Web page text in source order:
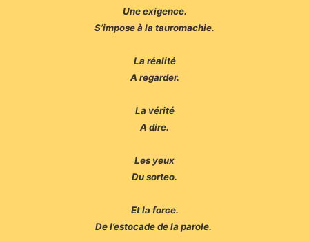
Une exigence.
S’impose à la tauromachie.
La réalité
A regarder.
La vérité
A dire.
Les yeux
Du sorteo.
Et la force.
De l’estocade de la parole.